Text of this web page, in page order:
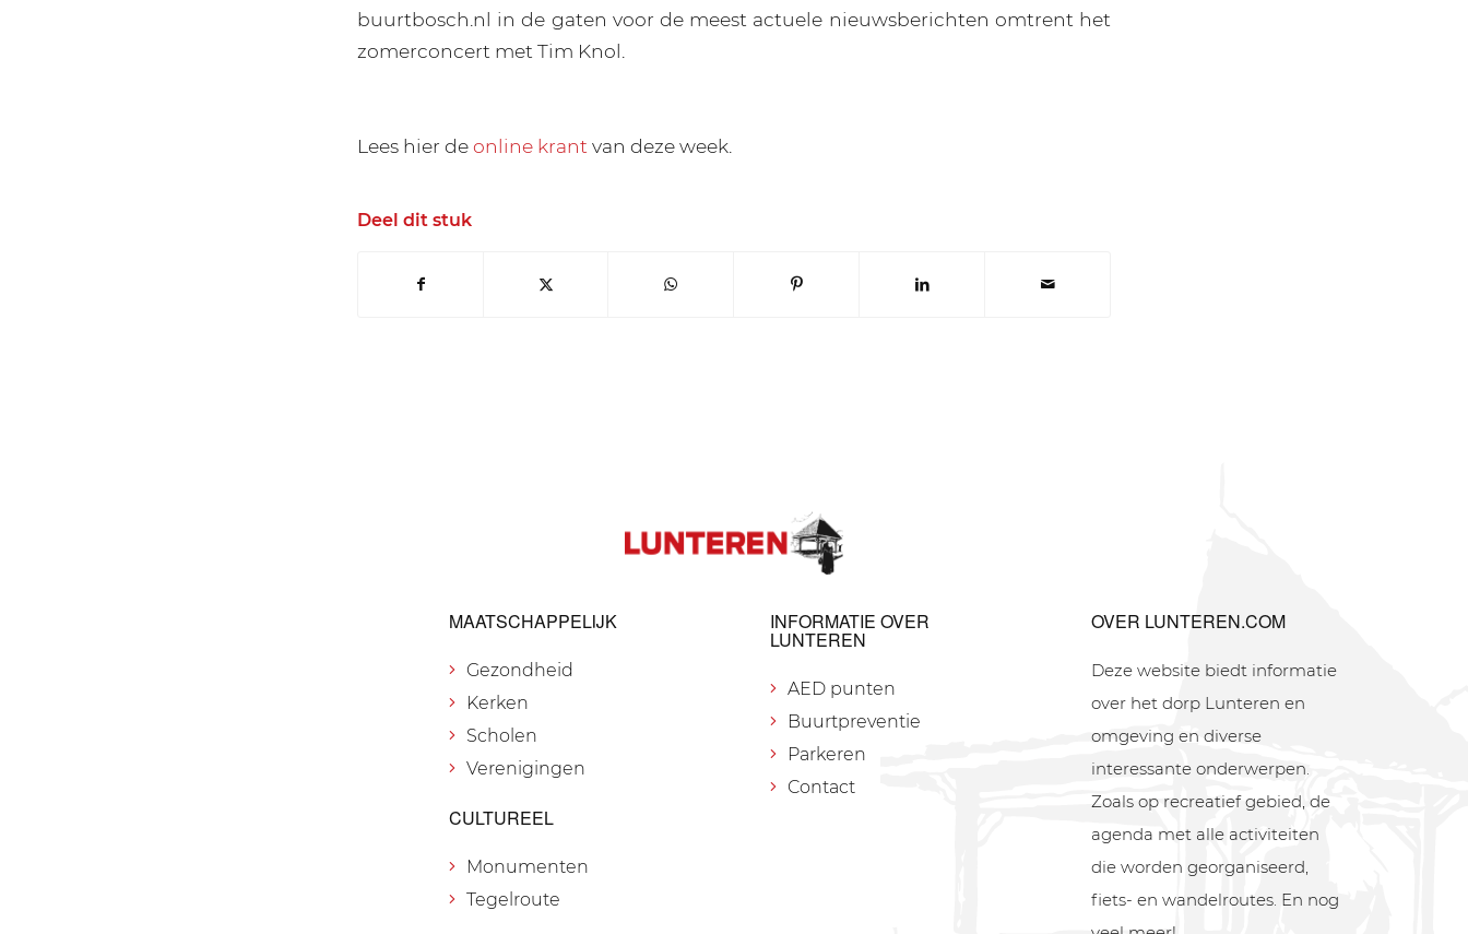
buurtbosch.nl in de gaten voor de meest actuele nieuwsberichten omtrent het
zomerconcert met Tim Knol.
Lees hier deonline krant van deze week.
Deel dit stuk
MAATSCHAPPELIJK
Gezondheid
Kerken
Scholen
Verenigingen
CULTUREEL
Monumenten
Tegelroute
INFORMATIE OVER
LUNTEREN
AED punten
Buurtpreventie
Parkeren
Contact
OVER LUNTEREN.COM
Deze website biedt informatie
over het dorp Lunteren en
omgeving en diverse
interessante onderwerpen.
Zoals op recreatief gebied, de
agenda met alle activiteiten
die worden georganiseerd,
fiets- en wandelroutes. En nog